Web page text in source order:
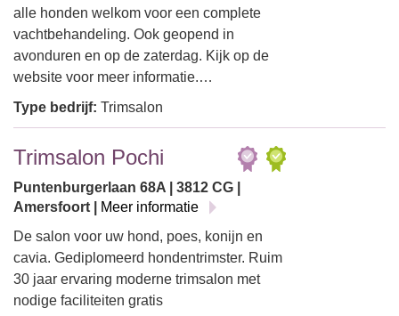
alle honden welkom voor een complete
vachtbehandeling. Ook geopend in
avonduren en op de zaterdag. Kijk op de
website voor meer informatie.…
Type bedrijf: Trimsalon
Trimsalon Pochi
Puntenburgerlaan 68A | 3812 CG |
Amersfoort |
Meer informatie
De salon voor uw hond, poes, konijn en
cavia. Gediplomeerd hondentrimster. Ruim
30 jaar ervaring moderne trimsalon met
nodige faciliteiten gratis